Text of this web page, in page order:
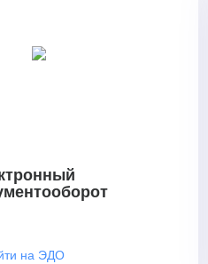
на ЭДО